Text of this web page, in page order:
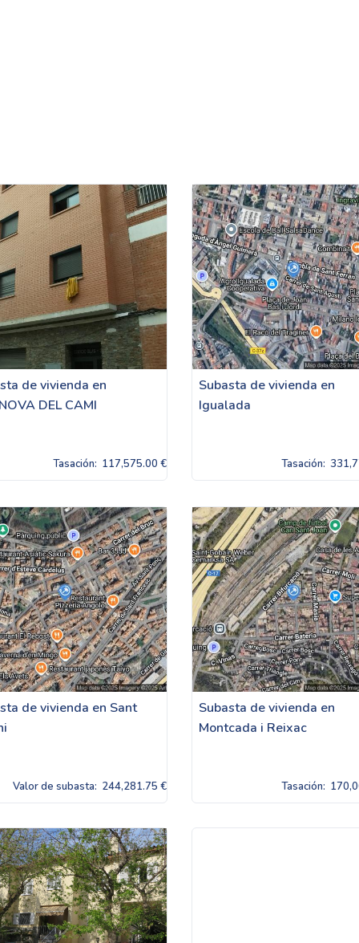
de vivienda en
DEL CAMI
Tasación: 117,575.00 €
Subasta de vivienda en
Igualada
Tasación:
de vivienda en Sant
Valor de subasta: 244,281.75 €
Subasta de vivienda en
Montcada i Reixac
Tasación: